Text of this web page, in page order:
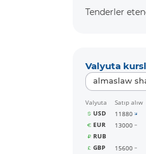
Tenderler
Valyuta
almaslaw
Valyuta Satıp alıw
USD
11880
EUR
13000
RUB
GBP
15600